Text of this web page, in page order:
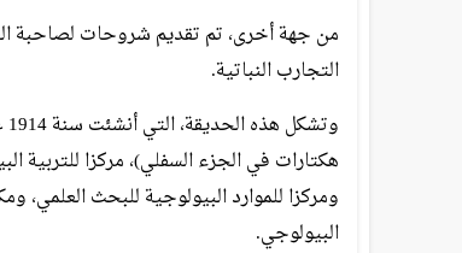
من جهة أخرى، تم تقديم شروحات لصاحبة
التجارب النباتية.
هكتارات في الجزء السفلي)، مركزا للتربية
ومركزا للموارد البيولوجية للبحث العلمي،
البيولوجي.